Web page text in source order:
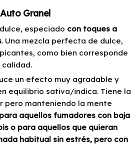
Granel
especiado con toques a
. Una mezcla perfecta de dulce,
como bien corresponde
calidad.
un efecto muy agradable y
equilibrio sativa/indica. Tiene la
pero manteniendo la mente
aquellos fumadores con baja
o para aquellos que quieran
habitual sin estrés, pero con